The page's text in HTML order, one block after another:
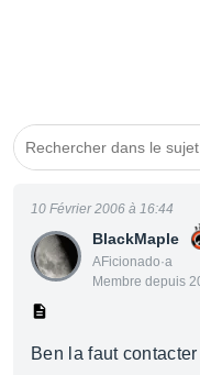
BlackMaple
AFicionado·a
Membre depuis
10 Février 2006 à 16:44
Ben la faut